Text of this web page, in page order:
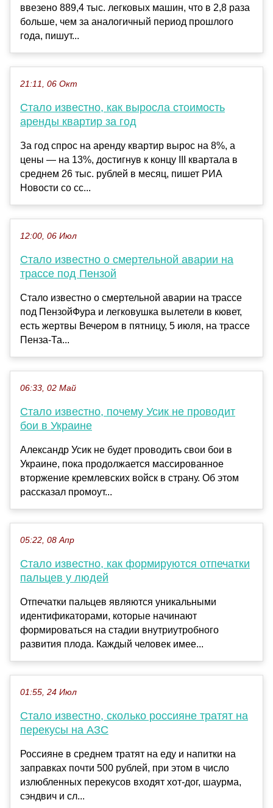
ввезено 889,4 тыс. легковых машин, что в 2,8 раза
больше, чем за аналогичный период прошлого
года, пишут...
21:11, 06 Окт
Стало известно, как выросла стоимость
аренды квартир за год
За год спрос на аренду квартир вырос на 8%, а
цены — на 13%, достигнув к концу III квартала в
среднем 26 тыс. рублей в месяц, пишет РИА
Новости со сс...
12:00, 06 Июл
Стало известно о смертельной аварии на
трассе под Пензой
Стало известно о смертельной аварии на трассе
под ПензойФура и легковушка вылетели в кювет,
есть жертвы Вечером в пятницу, 5 июля, на трассе
Пенза-Та...
06:33, 02 Май
Стало известно, почему Усик не проводит
бои в Украине
Александр Усик не будет проводить свои бои в
Украине, пока продолжается массированное
вторжение кремлевских войск в страну. Об этом
рассказал промоут...
05:22, 08 Апр
Стало известно, как формируются отпечатки
пальцев у людей
Отпечатки пальцев являются уникальными
идентификаторами, которые начинают
формироваться на стадии внутриутробного
развития плода. Каждый человек имее...
01:55, 24 Июл
Стало известно, сколько россияне тратят на
перекусы на АЗС
Россияне в среднем тратят на еду и напитки на
заправках почти 500 рублей, при этом в число
излюбленных перекусов входят хот-дог, шаурма,
сэндвич и сл...